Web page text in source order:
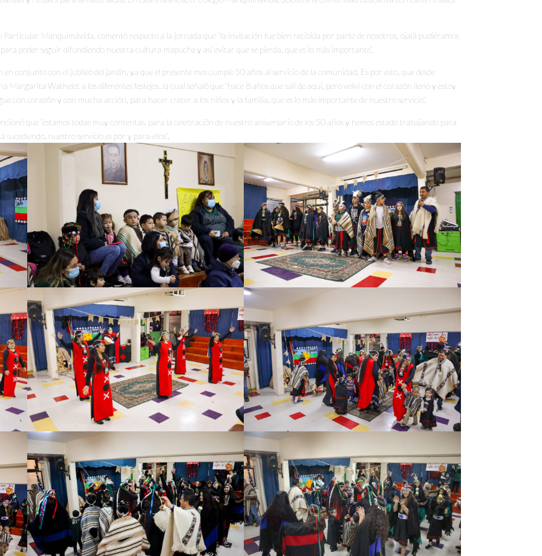
Manquimávida, comentó respecto a la jornada que “la invitación fue bien recibida por parte de nosotros, ojalá pudiéramos
poder seguir difundiendo nuestra cultura mapuche y así evitar que se pierda, que es lo más importante”.
conjunto con el jubileo del jardín, ya que el presente mes cumple 50 años al servicio de la comunidad. Es por esto, que desde
Margarita Wathelet a los diferentes festejos, la cual señaló que “hace 8 años que salí de aquí, pero volví con el corazón lleno y estoy
con corazón y con mucha acción, para hacer crecer a los niños y la familia, que es lo más importante de nuestro servicio”.
que “estamos todas muy contentas, para la celebración de nuestro aniversario de los 50 años y hemos estado trabajando para
nuestro servicio es por y para ellos”.